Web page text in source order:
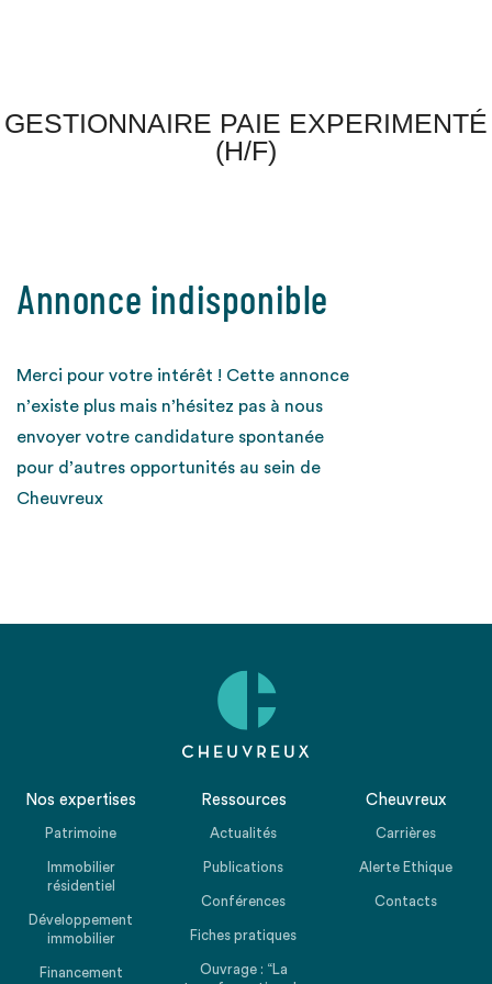
GESTIONNAIRE PAIE EXPERIMENTÉ
(H/F)
Annonce indisponible
Merci pour votre intérêt ! Cette annonce
n’existe plus mais n’hésitez pas à nous
envoyer votre candidature spontanée
pour d’autres opportunités au sein de
Cheuvreux
Nos expertises
Patrimoine
Immobilier
résidentiel
Développement
immobilier
Financement
Ressources
Actualités
Publications
Conférences
Fiches pratiques
Ouvrage : “La
Cheuvreux
Carrières
Alerte Ethique
Contacts